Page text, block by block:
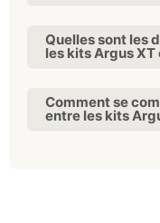
Quelles sont les
les kits Argus XT
Comment se
entre les kits